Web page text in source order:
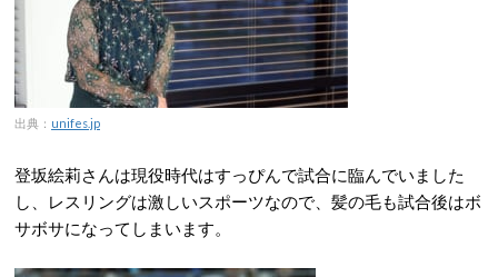
出典： unifes.jp
登坂絵莉さんは現役時代はすっぴんで試合に臨んでいました
し、レスリングは激しいスポーツなので、髪の毛も試合後はボ
サボサになってしまいます。